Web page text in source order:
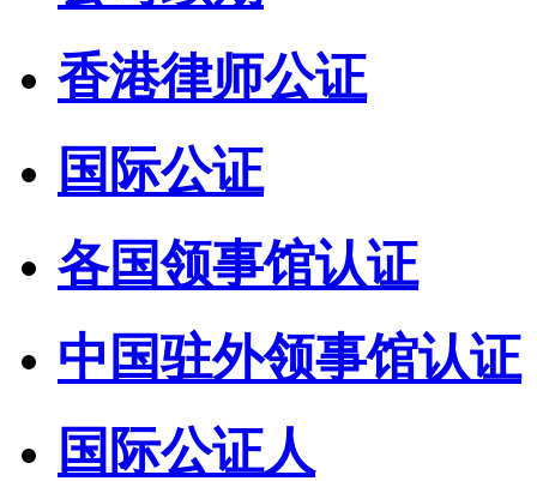
香港律师公证
国际公证
各国领事馆认证
中国驻外领事馆认证
国际公证人